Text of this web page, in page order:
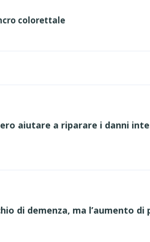
colorettale
aiutare a riparare i danni
di demenza, ma l’aumento di